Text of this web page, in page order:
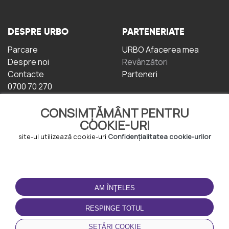
CONSIMȚĂMÂNT PENTRU
COOKIE-URI
site-ul utilizează cookie-uri Confidențialitatea cookie-urilor
AM ÎNŢELES
RESPINGE TOTUL
SETĂRI COOKIE
DESPRE URBO
Parcare
Despre noi
Contacte
0700 70 270
PARTENERIATE
URBO Afacerea mea
Revânzători
Parteneri
TERMENI DE UTILIZARE
Termeni și condiții
Politica de
Confidențialitate
Politica de cookie-uri
DESCĂRCAȚI
APLICAȚIA